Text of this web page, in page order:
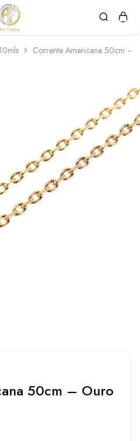
Corrente Americana 50cm –
50cm – Ouro